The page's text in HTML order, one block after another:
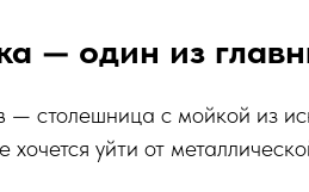
— один из
столешница с мойкой из
хочется уйти от